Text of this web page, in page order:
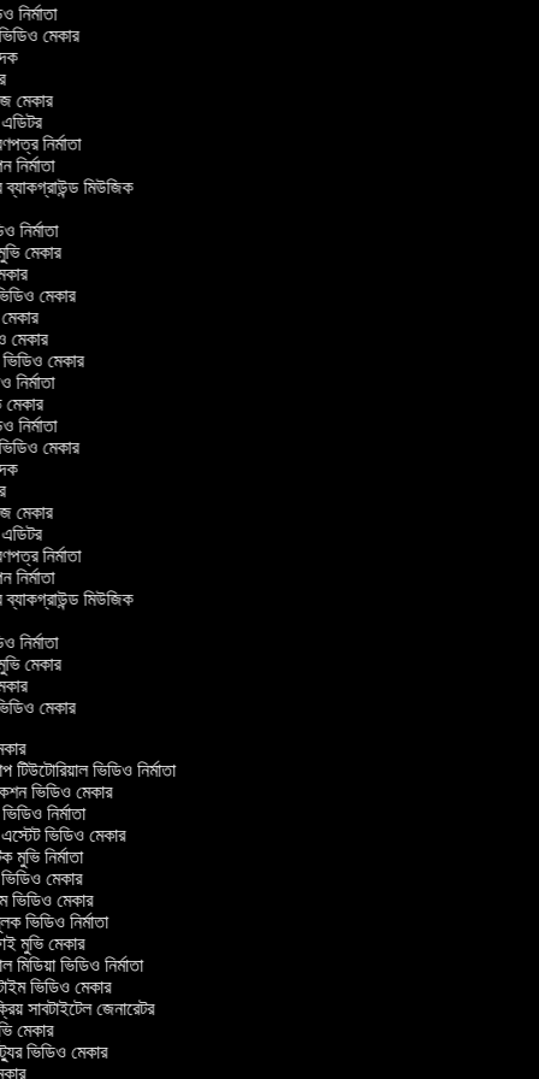
নির্মাতা
মেকার
মেকার
এডিটর
নির্মাতা
নির্মাতা
ব্যাকগ্রাউন্ড মিউজিক
নির্মাতা
মেকার
মেকার
মেকার
মেকার
মেকার
নির্মাতা
মেকার
নির্মাতা
মেকার
মেকার
এডিটর
নির্মাতা
নির্মাতা
ব্যাকগ্রাউন্ড মিউজিক
নির্মাতা
মেকার
মেকার
ভিডিও নির্মাতা
ভিডিও মেকার
নির্মাতা
ভিডিও মেকার
মুভি নির্মাতা
মেকার
ভিডিও মেকার
ভিডিও নির্মাতা
মুভি মেকার
ভিডিও নির্মাতা
ভিডিও মেকার
সাবটাইটেল জেনারেটর
মেকার
ভিডিও মেকার